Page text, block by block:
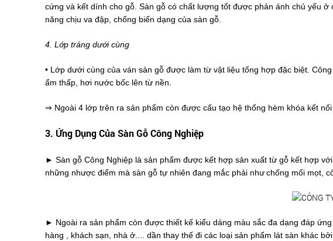
cứng và kết dính cho gỗ. Sàn gỗ có chất lượng tốt được phản ánh chủ yếu
năng chịu va đập, chống biến dạng của sàn gỗ.
4. Lớp tráng dưới cùng
• Lớp dưới cùng của ván sàn gỗ được làm từ vật liệu tổng hợp đặc biệt.
ẩm thấp, hơi nước bốc lên từ nền.
⇒ Ngoài 4 lớp trên ra sản phẩm còn được cấu tạo hệ thống hèm khóa kết
3. Ứng Dụng Của Sàn Gỗ Công Nghiệp
► Sàn gỗ Công Nghiệp là sản phẩm được kết hợp sản xuất từ gỗ kết hợp
những nhược điểm mà sàn gỗ tự nhiên đang mắc phải nhưchống mối mọt,
► Ngoài ra sản phẩm còn được thiết kế kiểu dáng màu sắc đa dạng đáp
hàng , khách sạn, nhà ở.... dần thay thế đi các loại sản phẩm lát sàn khác